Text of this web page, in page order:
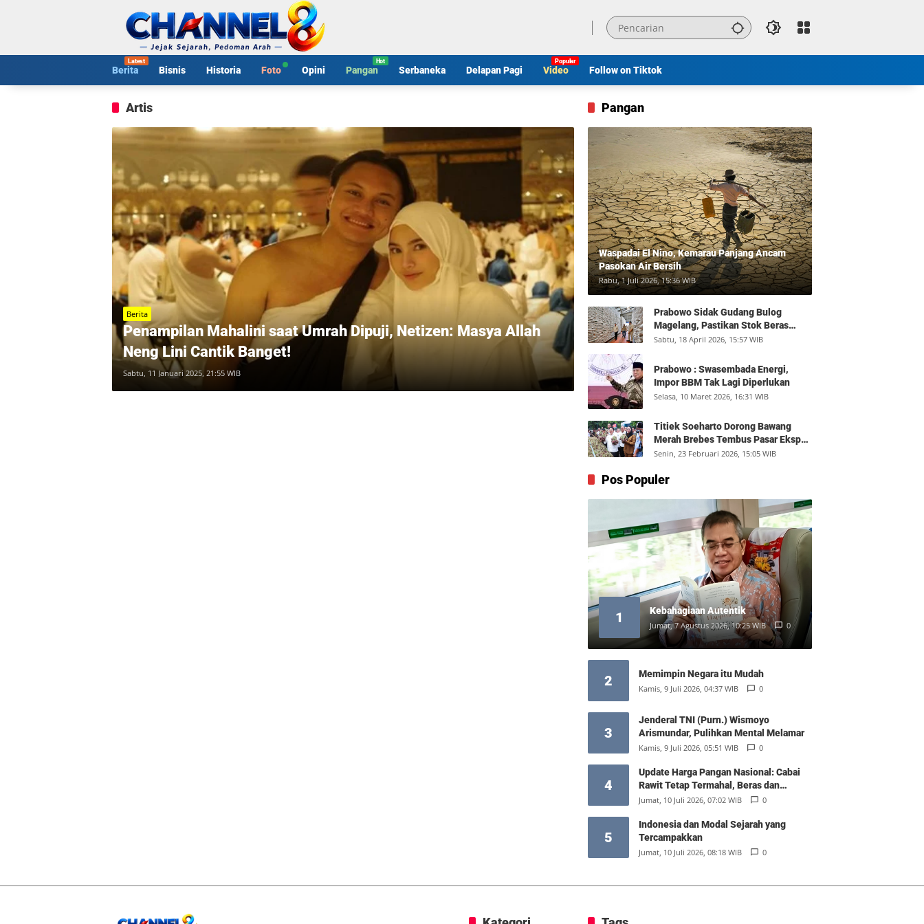
Berita Bisnis Historia Foto Opini Pangan Serbaneka Delapan Pagi Video Follow on Tiktok
Artis
Berita
Penampilan Mahalini saat Umrah Dipuji, Netizen: Masya Allah
Neng Lini Cantik Banget!
Sabtu, 11 Januari 2025, 21:55 WIB
Pangan
Waspadai El Nino, Kemarau Panjang Ancam
Pasokan Air Bersih
Rabu, 1 Juli 2026, 15:36 WIB
Prabowo Sidak Gudang Bulog
Magelang, Pastikan Stok Beras
Aman dan Distribusi Lancar
Sabtu, 18 April 2026, 15:57 WIB
Prabowo : Swasembada Energi,
Impor BBM Tak Lagi Diperlukan
Selasa, 10 Maret 2026, 16:31 WIB
Titiek Soeharto Dorong Bawang
Merah Brebes Tembus Pasar Ekspor,
Petani Bisa Untung Rp350 Juta per
Senin, 23 Februari 2026, 15:05 WIB
Pos Populer
1 Kebahagiaan Autentik
Jumat, 7 Agustus 2026, 10:25 WIB 0
2 Memimpin Negara itu Mudah
Kamis, 9 Juli 2026, 04:37 WIB 0
3
Jenderal TNI (Purn.) Wismoyo
Arismundar, Pulihkan Mental Melamar
Kamis, 9 Juli 2026, 05:51 WIB 0
4
Update Harga Pangan Nasional: Cabai
Rawit Tetap Termahal, Beras dan
Minyak Goreng Stabil
Jumat, 10 Juli 2026, 07:02 WIB 0
5
Indonesia dan Modal Sejarah yang
Tercampakkan
Jumat, 10 Juli 2026, 08:18 WIB 0